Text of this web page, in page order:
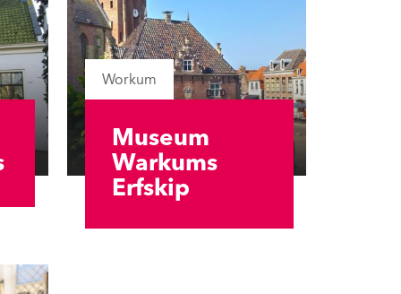
Workum
Museum
Warkums
Erfskip